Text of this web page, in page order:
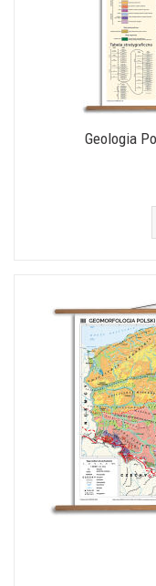
Geologia